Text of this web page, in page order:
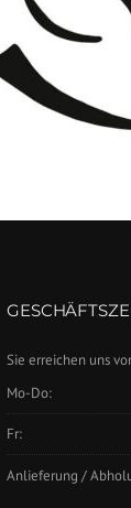
Sie erreichen uns
Mo-Do:
Fr:
Anlieferung /